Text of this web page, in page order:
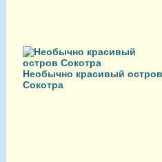
Необычно красивый остров
Сокотра